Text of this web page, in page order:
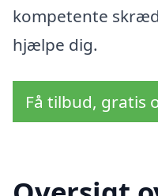
kompetente
hjælpe dig.
Få tilbud, gratis